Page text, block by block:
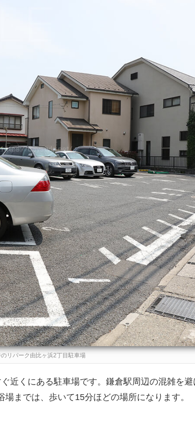
のリパーク由比ヶ浜2丁目駐車場
近くにある駐車場です。鎌倉駅周辺の混雑を
までは、歩いて15分ほどの場所になります。